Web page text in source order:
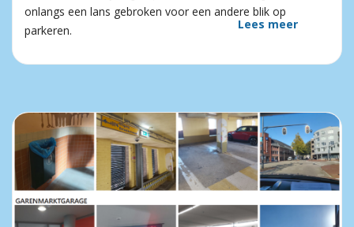
onlangs een lans gebroken voor een andere blik op
parkeren.
Lees meer